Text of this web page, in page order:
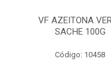
VF AZEITONA
SACHE 100G
Código: 10458